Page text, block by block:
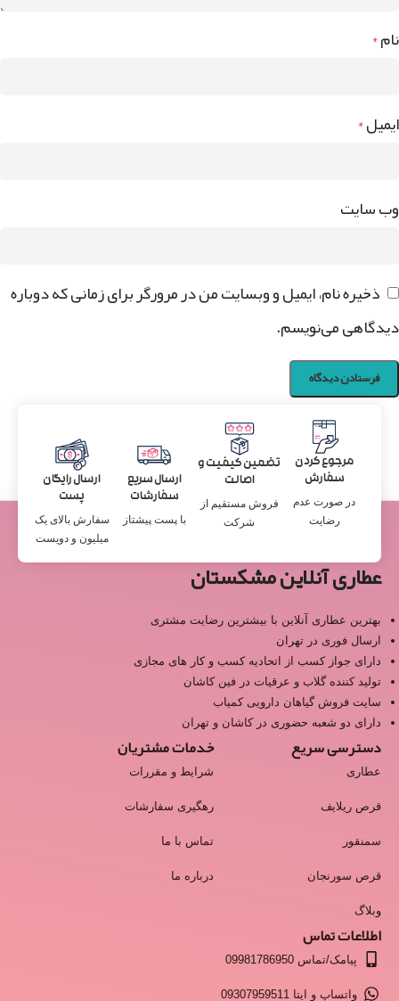
نام*
ایمیل*
وب‌ سایت
ذخیره نام، ایمیل و وبسایت من در مرورگر برای زمانی که دوباره
دیدگاهی می‌نویسم.
مرجوع کردن
سفارش
در صورت عدم
رضایت
تضمین کیفیت و
اصالت
فروش مستقیم از
شرکت
ارسال سریع
سفارشات
با پست پیشتاز
ارسال رایگان
پست
سفارش بالای یک
میلیون و دویست
عطاری آنلاین مشکستان
بهترین عطاری آنلاین با بیشترین رضایت مشتری
ارسال فوری در تهران
دارای جواز کسب از اتحادیه کسب و کار های مجازی
تولید کننده گلاب و عرقیات در فین کاشان
سایت فروش گیاهان دارویی کمیاب
دارای دو شعبه حضوری در کاشان و تهران
دسترسی سریع
عطاری
قرص ریلایف
سمنقور
قرص سورنجان
وبلاگ
خدمات مشتریان
شرایط و مقررات
رهگیری سفارشات
تماس با ما
درباره ما
اطلاعات تماس
پیامک/تماس 09981786950
واتساپ و ایتا 09307959511